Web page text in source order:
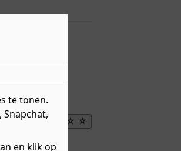
Maak
favoriet
te tonen.
en klik op